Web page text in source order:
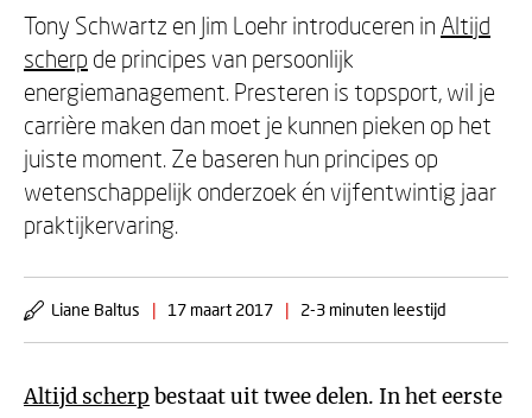
Tony Schwartz en Jim Loehr introduceren in Altijd
scherp de principes van persoonlijk
energiemanagement. Presteren is topsport, wil je
carrière maken dan moet je kunnen pieken op het
juiste moment. Ze baseren hun principes op
wetenschappelijk onderzoek én vijfentwintig jaar
praktijkervaring.
Liane Baltus | 17 maart 2017 | 2-3 minuten leestijd
Altijd scherp bestaat uit twee delen. In het eerste